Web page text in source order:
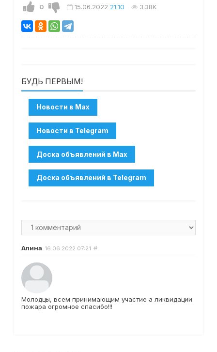
0 15.06.2022 21:10 3.38K
БУДЬ ПЕРВЫМ!
Алина 16.06.2022 07:21 #
Молодцы, всем принимающим участие а ликвидации
пожара огромное спасибо!!!